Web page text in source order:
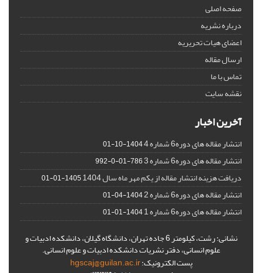
صفحه اصلی
درباره نشریه
اعضای هیات تحریریه
ارسال مقاله
تماس با ما
نقشه سایت
آخرین اخبار
انتشار مقاله های دوره6 شماره 4 1404-10-01
انتشار مقاله های دوره6 شماره 3 786-01-0-992
دریافت هزینه انتشار مقاله از یکم مهر ماه سال 1404 1405-01-01
انتشار مقاله های دوره6 شماره 2 1404-04-01
انتشار مقاله های دوره6 شماره 1 1404-01-01
نشانی: رشت، کیلومتر 6 جاده تهران، دانشگاه گیلان، دانشکده ادبیات و
علوم انسانی، دفتر نشریات دانشکده ادبیات و علوم انسانی.
پست الکترونیک:hgscaj@guilan.ac.ir